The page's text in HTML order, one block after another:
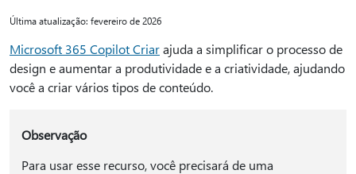
Última atualização: fevereiro de 2026
Microsoft 365 Copilot Criarajuda a simplificar o processo de
design e aumentar a produtividade e a criatividade, ajudando
você a criar vários tipos de conteúdo.
Observação
Para usar esse recurso, você precisará de uma